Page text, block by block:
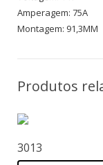
Amperagem: 75A
Montagem: 91,3MM
Produtos
3013